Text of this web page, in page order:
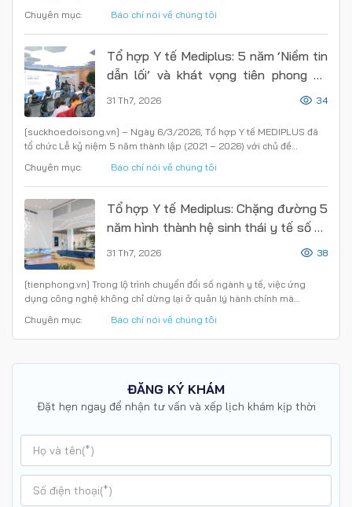
Chuyên mục: Báo chí nói về chúng tôi
Tổ hợp Y tế Mediplus: 5 năm ‘Niềm tin
dẫn lối’ và khát vọng tiên phong hệ
sinh thái y tế số tại Việt Nam
[suckhoedoisong.vn] – Ngày 6/3/2026, Tổ hợp Y tế MEDIPLUS đã
tổ chức Lễ kỷ niệm 5 năm thành lập (2021 – 2026) với chủ đề…
31 Th7, 2026 34
Chuyên mục: Báo chí nói về chúng tôi
Tổ hợp Y tế Mediplus: Chặng đường 5
năm hình thành hệ sinh thái y tế số và
định hướng chiến lược đến năm 2030
[tienphong.vn] Trong lộ trình chuyển đổi số ngành y tế, việc ứng
dụng công nghệ không chỉ dừng lại ở quản lý hành chính mà…
31 Th7, 2026 38
Chuyên mục: Báo chí nói về chúng tôi
ĐĂNG KÝ KHÁM
Đặt hẹn ngay để nhận tư vấn và xếp lịch khám kịp thời